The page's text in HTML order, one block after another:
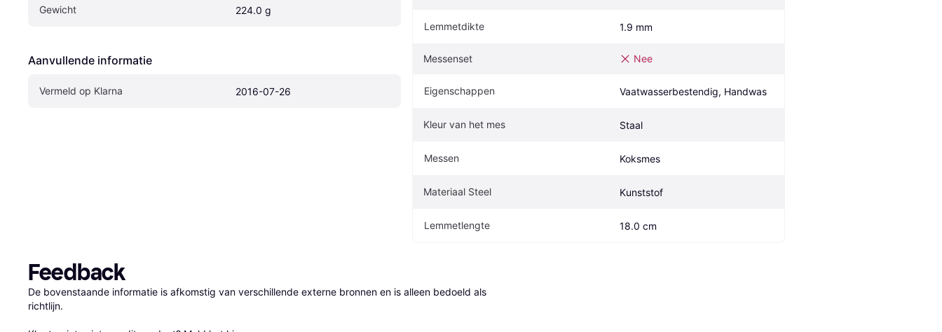
Gewicht 224.0 g
Aanvullende informatie
Vermeld op Klarna 2016-07-26
Lemmetdikte 1.9 mm
Messenset Nee
Eigenschappen Vaatwasserbestendig, Handwas
Kleur van het mes Staal
Messen Koksmes
Materiaal Steel Kunststof
Lemmetlengte 18.0 cm
Feedback
De bovenstaande informatie is afkomstig van verschillende externe bronnen en is alleen bedoeld als
richtlijn.